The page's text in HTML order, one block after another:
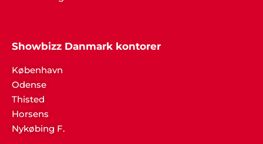
"Tak. Bare tak... Det var fantastisk at få professionel
vejledning i forbindelse med vores fest".
Showbizz Danmark kontorer
København
Odense
Thisted
Horsens
Nykøbing F.